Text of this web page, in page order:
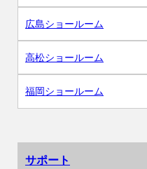
広島ショールーム
高松ショールーム
福岡ショールーム
サポート